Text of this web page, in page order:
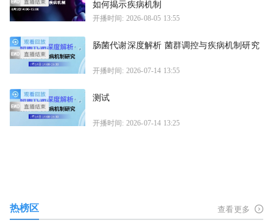
如何揭示疾病机制
开播时间: 2026-08-05 13:55
肠菌代谢深度解析 菌群调控与疾病机制研究
开播时间: 2026-07-14 13:55
测试
开播时间: 2026-07-14 13:25
热榜区 查看更多